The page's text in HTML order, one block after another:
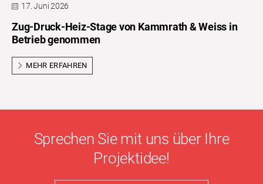
17. Juni 2026
Zug-Druck-Heiz-Stage von Kammrath & Weiss in
Betrieb genommen
MEHR ERFAHREN
Sprechen Sie mit uns über Ihre
Projektidee!